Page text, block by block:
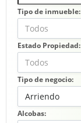
Tipo de inmueble:
Todos
Estado Propiedad:
Todos
Tipo de negocio:
Arriendo
Alcobas: